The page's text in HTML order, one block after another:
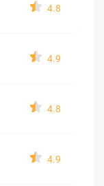
4.8
4.9
4.8
4.9